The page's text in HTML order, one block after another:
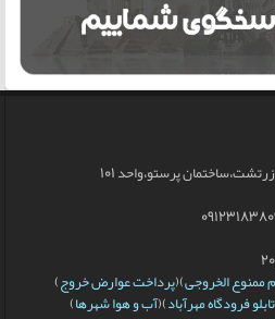
پرستو،واحد 101
ممنوع الخروجی)(پرداخت عوارض خروج)
تابلو فرودگاه مهرآباد)(آب و هوا شهرها)